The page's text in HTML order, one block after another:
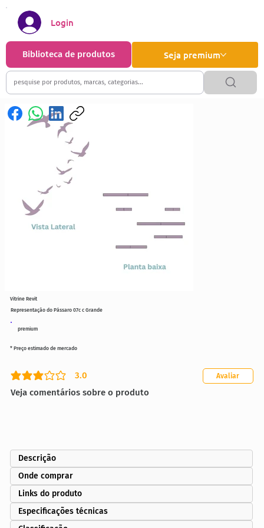
Seja premium
Biblioteca de produtos
Login
premium
Representação do Pássaro 07c c Grande
3.0
classificação média é 3 de 5
Veja comentários sobre o produto
Avaliar
* Preço estimado de mercado
Vitrine Revit
Descrição
Onde comprar
Links do produto
Especificações técnicas